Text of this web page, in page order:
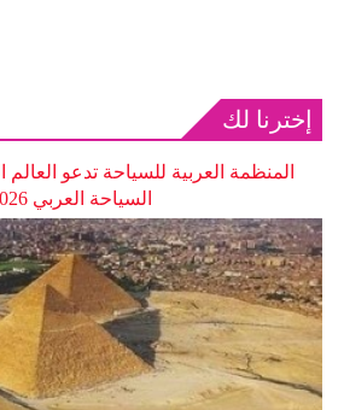
إخترنا لك
المنظمة العربية للسياحة تدعو العالم
السياحة العربي 2026